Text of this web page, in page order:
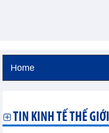
Home
TIN KINH TẾ THẾ GIỚI